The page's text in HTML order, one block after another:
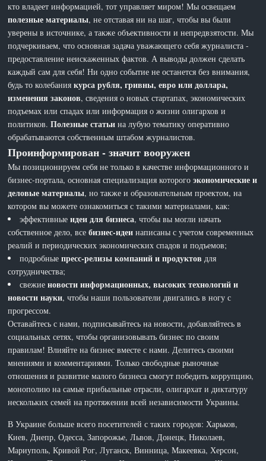
кто владеет информацией, тот управляет миром! Мы освещаем
полезные материалы, не отставая ни на шаг, чтобы вы были
уверены в источнике, а также объективности и непредвзятости. Мы
подчеркиваем, что основная задача уважающего себя журналиста -
предоставление неискаженных фактов. А выводы должен сделать
каждый сам для себя! Ни одно событие не останется без внимания,
будь то колебаниякурса рубля, гривны, евро или доллара,
изменения законов, сведения о новых стартапах, экономических
подъемах или спадах или информация о жизни олигархов и
политиков.Полезные статьи на лубую тематику оперативно
обрабатываются собственным штабом журналистов.
Проинформирован - значит вооружен
Мы позиционируем себя не только в качестве информационного и
бизнес-портала, основная специализация которогоэкономические и
деловые материалы, но также и образовательным проектом, на
котором вы можете ознакомиться с такими материалами, как:
эффективныеидеи для бизнеса, чтобы вы могли начать
собственное дело, всебизнес-идеи написаны с учетом современных
реалий и периодических экономических спадов и подъемов;
подробныепресс-релизы компаний и продуктов для
сотрудничества;
свежиеновости информационных, высоких технологий и
новости науки, чтобы наши пользователи двигались в ногу с
прогрессом.
Оставайтесь с нами, подписывайтесь на новости, добавляйтесь в
социальных сетях, чтобы организовывать бизнес по своим
правилам! Влияйте на бизнес вместе с нами. Делитесь своими
мнениями и комментариями. Только свободные рыночные
отношения и развитие малого бизнеса смогут победить коррупцию,
монополию на самые прибыльные отрасли, олигархат и диктатуру
нескольких семей на протяжении всей независимости Украины.
В Украине больше всего посетителей с таких городов: Харьков,
Киев, Днепр, Одесса, Запорожье, Львов, Донецк, Николаев,
Мариуполь, Кривой Рог, Луганск, Винница, Макеевка, Херсон,